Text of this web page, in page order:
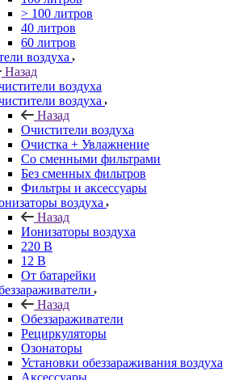
> 100 литров
40 литров
60 литров
воздуха
Назад
воздуха
воздуха
Назад
Очистители воздуха
Очистка + Увлажнение
Cо сменными фильтрами
Без сменных фильтров
Фильтры и аксессуары
воздуха
Назад
Ионизаторы воздуха
220 В
12 В
От батарейки
Назад
Обеззараживатели
Рециркуляторы
Озонаторы
Установки обеззараживания воздуха
Аксессуары